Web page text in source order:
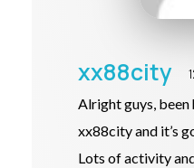
xx88city
Alright guys, been
xx88city and it’s
Lots of activity